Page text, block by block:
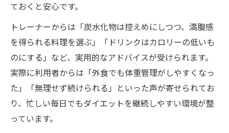
ておくと安心です。
トレーナーからは「炭水化物は控えめにしつつ、満腹感
を得られる料理を選ぶ」「ドリンクはカロリーの低いも
のにする」など、実用的なアドバイスが受けられます。
実際に利用者からは「外食でも体重管理がしやすくなっ
た」「無理せず続けられる」といった声が寄せられてお
り、忙しい毎日でもダイエットを継続しやすい環境が整
っています。